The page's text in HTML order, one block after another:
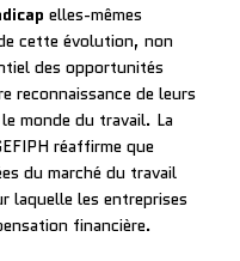
elles-mêmes
cette évolution, non
des opportunités
reconnaissance de leurs
monde du travail. La
réaffirme que
du marché du travail
laquelle les entreprises
financière.